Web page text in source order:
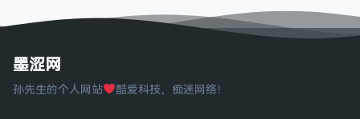
墨涩网
孙先生的个人网站 酷爱科技，痴迷网络！